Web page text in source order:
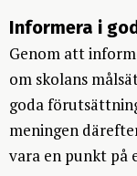
Checklistor för
Frågor och
Informera i
Genom att
om skolans
goda
meningen
vara en punkt på